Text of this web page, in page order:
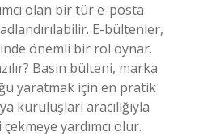
olan bir tür e-posta
E-bültenler,
önemli bir rol oynar.
Basın bülteni, marka
yaratmak için en pratik
kuruluşları aracılığıyla
yardımcı olur.